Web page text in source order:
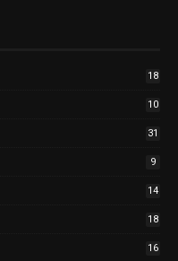
18
10
31
9
14
18
16